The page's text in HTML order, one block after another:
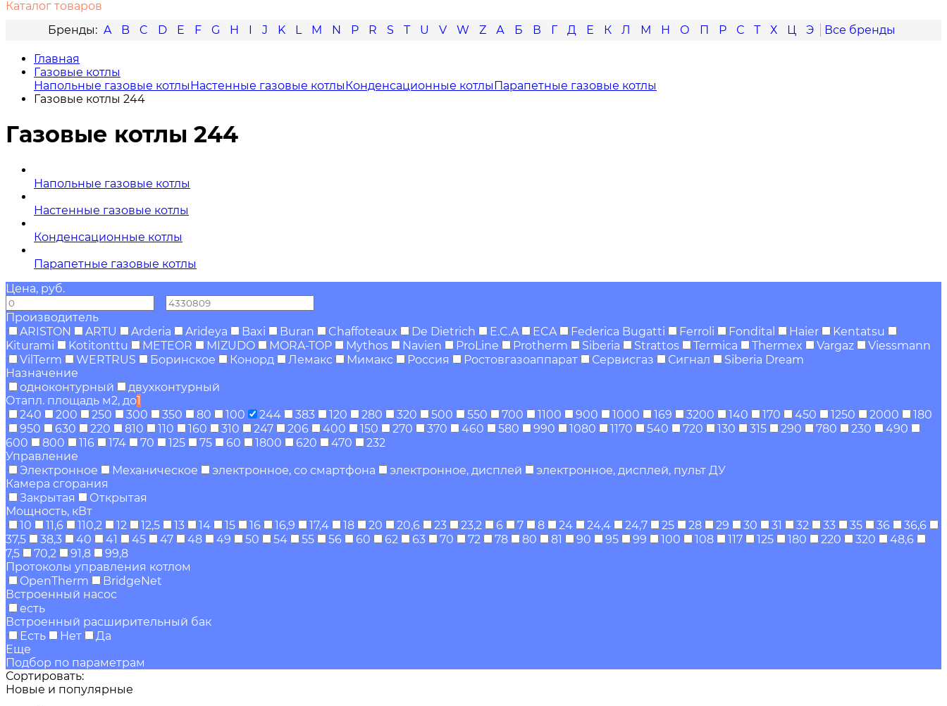
Каталог товаров
A
B C D E F G H I J K L M N P R S T U V W Z А Б В Г Д Е К Л М Н О П Р С Т Х Ц Э
Главная
Газовые котлы
Напольные газовые котлыНастенные газовые котлыКонденсационные котлыПарапетные газовые котлы
Газовые котлы 244
Газовые котлы 244
Напольные газовые котлы
Настенные газовые котлы
Конденсационные котлы
Парапетные газовые котлы
Цена, руб.
Производитель
ARISTON
ARTU Arderia Arideya Baxi Buran Chaffoteaux De Dietrich E.C.A ECA Federica Bugatti Ferroli Fondital Haier
Kentatsu
Kiturami
Kotitonttu METEOR MIZUDO MORA-TOP Mythos Navien ProLine Protherm Siberia Strattos Termica Thermex Vargaz
Viessmann
VilTerm
WERTRUS Боринское Конорд Лемакс Мимакс Россия Ростовгазоаппарат Сервисгаз Сигнал
Siberia Dream
Назначение
одноконтурный
двухконтурный
Отапл. площадь м2, до1
240
200 250 300 350 80 100 244 383 120 280 320 500 550 700 1100 900 1000 169 3200 140 170 450 1250 2000
180
950
630 220 810 110 160 310 247 206 400 150 270 370 460 580 990 1080 1170 540 720 130 315 290 780 230
490
600
800 116 174 70 125 75 60 1800 620 470
232
Управление
Электронное
Механическое электронное, со смартфона электронное, дисплей
электронное, дисплей, пульт ДУ
Камера сгорания
Закрытая
Открытая
Мощность, кВт
10
11,6 110,2 12 12,5 13 14 15 16 16,9 17,4 18 20 20,6 23 23,2 6 7 8 24 24,4 24,7 25 28 29 30 31 32 33 35 36
36,6
37,5
38,3 40 41 45 47 48 49 50 54 55 56 60 62 63 70 72 78 80 81 90 95 99 100 108 117 125 180 220 320
48,6
7,5
70,2 91,8
99,8
Протоколы управления котлом
OpenTherm
BridgeNet
Встроенный насос
есть
Встроенный расширительный бак
Есть
Нет
Да
Еще
Подбор по параметрам
Сортировать:
Новые и популярные